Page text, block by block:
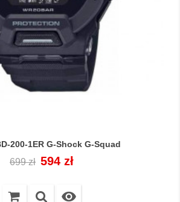
200-1ER G-Shock G-Squad
Cena
699 zł Cena
594 zł
